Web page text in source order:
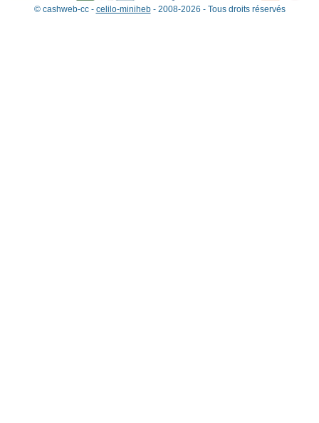
© cashweb-cc - celilo-miniheb- 2008-2026 - Tous droits réservés